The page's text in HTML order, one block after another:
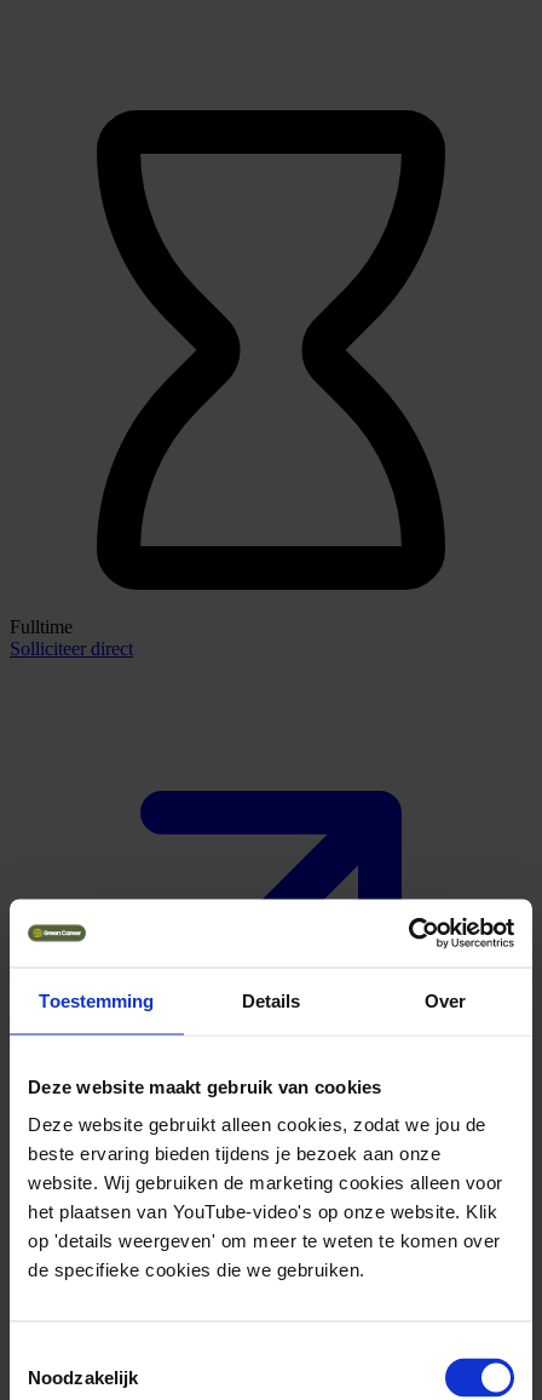
Toestemming Details Over
Deze website maakt gebruik van cookies
Deze website gebruikt alleen cookies, zodat we jou de
beste ervaring bieden tijdens je bezoek aan onze
website. Wij gebruiken de marketing cookies alleen voor
het plaatsen van YouTube-video's op onze website. Klik
op 'details weergeven' om meer te weten te komen over
de specifieke cookies die we gebruiken.
Noodzakelijk
Fulltime
Solliciteer direct
Geuniformeerd